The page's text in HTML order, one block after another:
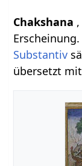
Chakshana ,
Substantiv
übersetzt